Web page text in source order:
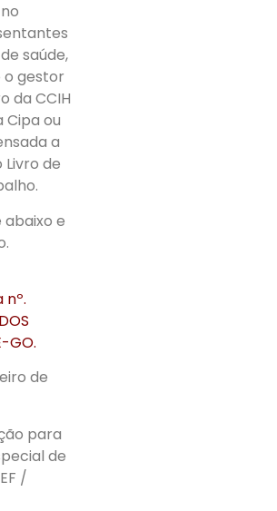
saúde,
gestor
da CCIH
Cipa ou
a
de
e
GO.
de
para
de
/